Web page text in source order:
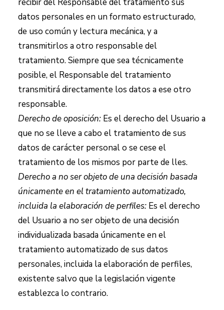
datos personales en un formato estructurado,
de uso común y lectura mecánica, y a
transmitirlos a otro responsable del
tratamiento. Siempre que sea técnicamente
posible, el Responsable del tratamiento
transmitirá directamente los datos a ese otro
responsable.
Derecho de oposición: Es el derecho del Usuario a
que no se lleve a cabo el tratamiento de sus
datos de carácter personal o se cese el
tratamiento de los mismos por parte de lles.
Derecho a no ser objeto de una decisión basada
únicamente en el tratamiento automatizado,
incluida la elaboración de perfiles: Es el derecho
del Usuario a no ser objeto de una decisión
individualizada basada únicamente en el
tratamiento automatizado de sus datos
personales, incluida la elaboración de perfiles,
existente salvo que la legislación vigente
establezca lo contrario.